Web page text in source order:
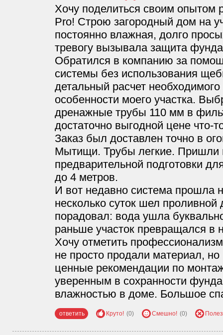
Хочу поделиться своим опытом
Pro! Строю загородный дом на
постоянно влажная, долго
тревогу вызывала защита
Обратился в компанию за
системы без использования
детальный расчет
особенности моего участка.
дренажные трубы 110 мм в
достаточно выгодной цене что-
Заказ был доставлен точно в
Мытищи. Трубы легкие. Пришли
предварительной подготовки
до 4 метров.
И вот недавно система прошла
несколько суток шел проливной
порадовал: вода ушла
раньше участок превращался в
Хочу отметить
не просто продали материал,
ценные рекомендации по
уверенным в сохранности
влажностью в доме. Большое
ответить Круто! (0) Смешно! (0)